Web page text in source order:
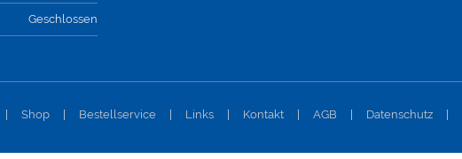
Geschlossen
Shop Bestellservice Links Kontakt AGB Datenschutz